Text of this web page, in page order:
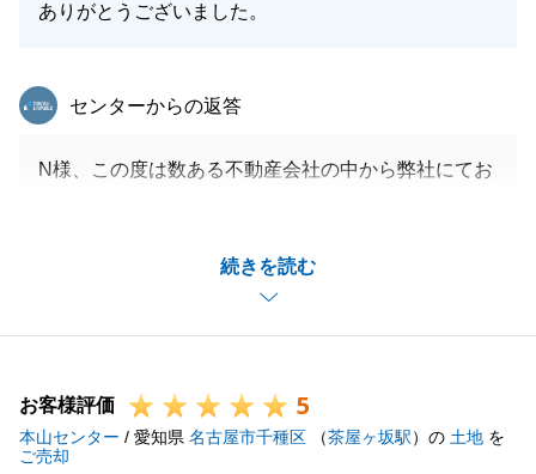
ありがとうございました。
続きを読む
東急リバブル
センターからの返答
N様、この度は数ある不動産会社の中から弊社にてお
去の地歴や周辺環境、活断層等）をお渡しし、お客様
がよりご判断しやすくなるよう努めております。
また、なにか不動産に関してお困りごとがございまし
お客様評価 5
本山センター / 愛知県 名古屋市千種区 （茶屋ヶ坂駅）の 土地 を
ご売却